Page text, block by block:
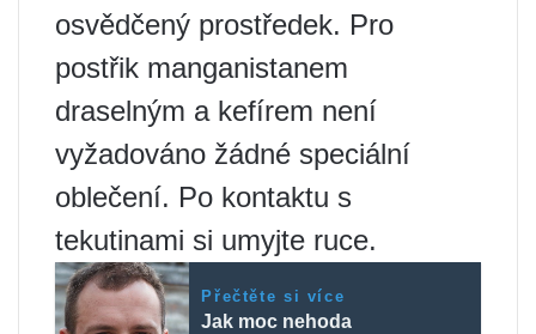
osvědčený prostředek. Pro
postřik manganistanem
draselným a kefírem není
vyžadováno žádné speciální
oblečení. Po kontaktu s
tekutinami si umyjte ruce.
Přečtěte si více
Jak moc nehoda